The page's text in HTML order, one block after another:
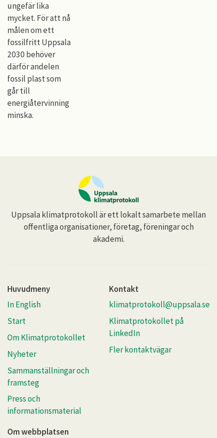
ungefär lika
mycket. För att nå
målen om ett
fossilfritt Uppsala
2030 behöver
därför andelen
fossil plast som
går till
energiåtervinning
minska.
Uppsala klimatprotokoll är ett lokalt samarbete mellan
offentliga organisationer, företag, föreningar och
akademi.
Huvudmeny
In English
Start
Om Klimatprotokollet
Nyheter
Sammanställningar och
framsteg
Press och
informationsmaterial
Kontakt
klimatprotokoll@uppsala.se
Klimatprotokollet på
LinkedIn
Fler kontaktvägar
Om webbplatsen